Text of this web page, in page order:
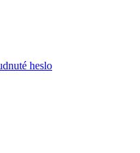
heslo